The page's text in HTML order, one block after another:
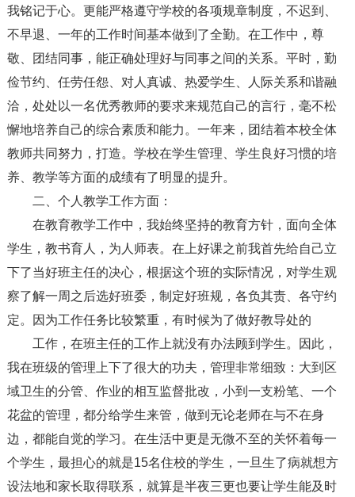
我铭记于心。更能严格遵守学校的各项规章制度，不迟到、
不早退、一年的工作时间基本做到了全勤。在工作中，尊
敬、团结同事，能正确处理好与同事之间的关系。平时，勤
俭节约、任劳任怨、对人真诚、热爱学生、人际关系和谐融
洽，处处以一名优秀教师的要求来规范自己的言行，毫不松
懈地培养自己的综合素质和能力。一年来，团结着本校全体
教师共同努力，打造。学校在学生管理、学生良好习惯的培
养、教学等方面的成绩有了明显的提升。
二、个人教学工作方面：
在教育教学工作中，我始终坚持的教育方针，面向全体
学生，教书育人，为人师表。在上好课之前我首先给自己立
下了当好班主任的决心，根据这个班的实际情况，对学生观
察了解一周之后选好班委，制定好班规，各负其责、各守约
定。因为工作任务比较繁重，有时候为了做好教导处的
工作，在班主任的工作上就没有办法顾到学生。因此，
我在班级的管理上下了很大的功夫，管理非常细致：大到区
域卫生的分管、作业的相互监督批改，小到一支粉笔、一个
花盆的管理，都分给学生来管，做到无论老师在与不在身
边，都能自觉的学习。在生活中更是无微不至的关怀着每一
个学生，最担心的就是15名住校的学生，一旦生了病就想方
设法地和家长取得联系，就算是半夜三更也要让学生能及时